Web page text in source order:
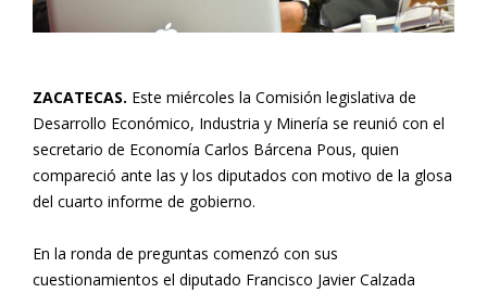
ZACATECAS. Este miércoles la Comisión legislativa de
Desarrollo Económico, Industria y Minería se reunió con el
secretario de Economía Carlos Bárcena Pous, quien
compareció ante las y los diputados con motivo de la glosa
del cuarto informe de gobierno.
En la ronda de preguntas comenzó con sus
cuestionamientos el diputado Francisco Javier Calzada